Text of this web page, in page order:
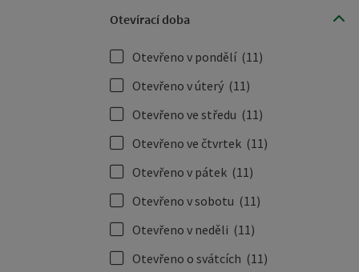
Otevírací doba
Otevřeno v pondělí (11)
Otevřeno v úterý (11)
Otevřeno ve středu (11)
Otevřeno ve čtvrtek (11)
Otevřeno v pátek (11)
Otevřeno v sobotu (11)
Otevřeno v neděli (11)
Otevřeno o svátcích (11)